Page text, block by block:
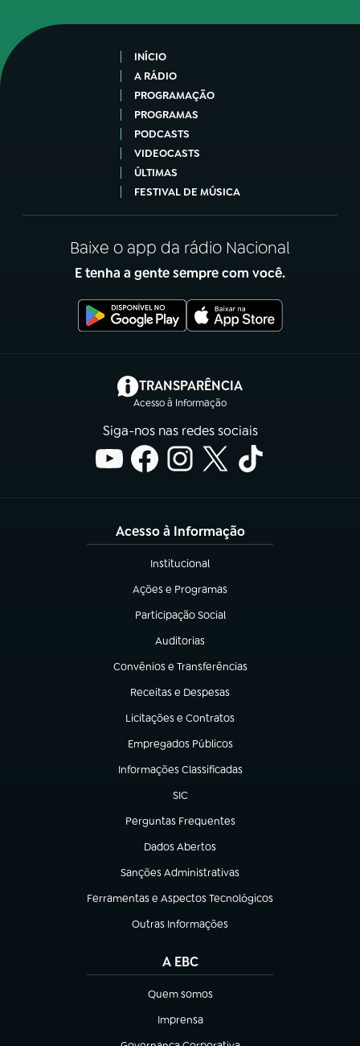
INÍCIO
A RÁDIO
PROGRAMAÇÃO
PROGRAMAS
PODCASTS
VIDEOCASTS
ÚLTIMAS
FESTIVAL DE MÚSICA
Baixe o app da rádio Nacional
E tenha a gente sempre com você.
TRANSPARÊNCIA
Acesso à Informação
(abre em nova aba)
Siga-nos nas redes sociais
Acesso à Informação
Institucional
(abre em nova aba)
Ações e Programas
(abre em nova aba)
Participação Social
(abre em nova aba)
Auditorias
(abre em nova aba)
Convênios e Transferências
(abre em nova aba)
Receitas e Despesas
(abre em nova aba)
Licitações e Contratos
(abre em nova aba)
Empregados Públicos
(abre em nova aba)
Informações Classificadas
(abre em nova aba)
SIC
(abre em nova aba)
Perguntas Frequentes
(abre em nova aba)
Dados Abertos
(abre em nova aba)
Sanções Administrativas
(abre em nova aba)
Ferramentas e Aspectos Tecnológicos
(abre em nova aba)
Outras Informações
(abre em nova aba)
A EBC
Quem somos
(abre em nova aba)
Imprensa
(abre em nova aba)